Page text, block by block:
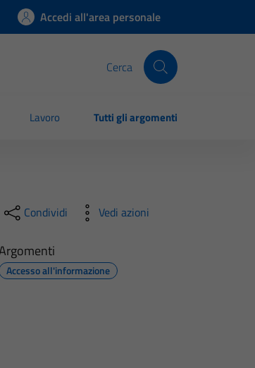
attiva: Accedi all'area personale
Cerca
Lavoro Tutti gli argomenti
Condividi Vedi azioni
Accesso all'informazione